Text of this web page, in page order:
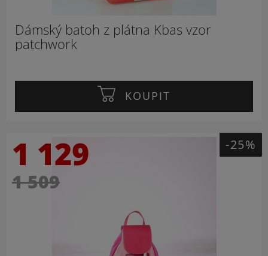
Dámský batoh z plátna Kbas vzor
patchwork
KOUPIT
1 129
1 509
-25%